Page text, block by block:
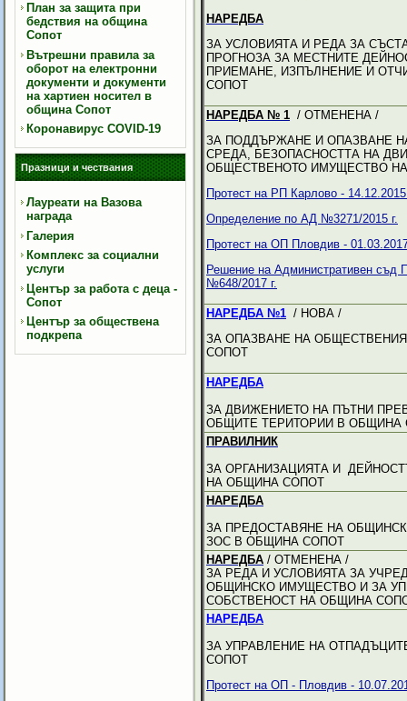
План за защита при
бедствия на община
Сопот
Вътрешни правила за
оборот на електронни
документи и документи
на хартиен носител в
община Сопот
Коронавирус COVID-19
Празници и чествания
Лауреати на Вазова
награда
Галерия
Комплекс за социални
услуги
Център за работа с деца -
Сопот
Център за обществена
подкрепа
НАРЕДБА
ЗА УСЛОВИЯТА И РЕДА ЗА
ПРОГНОЗА ЗА МЕСТНИТЕ
ПРИЕМАНЕ, ИЗПЪЛНЕНИЕ И
СОПОТ
НАРЕДБА № 1 / ОТМЕНЕНА /
ЗА ПОДДЪРЖАНЕ И ОПАЗВАНЕ
СРЕДА, БЕЗОПАСНОСТТА НА
ОБЩЕСТВЕНОТО ИМУЩЕСТВО
Протест на РП Карлово - 14.12.2015
Определение по АД №3271/2015 г.
Протест на ОП Пловдив -
Решение на Административен съд
№648/2017 г.
НАРЕДБА №1 / НОВА /
ЗА ОПАЗВАНЕ НА
СОПОТ
НАРЕДБА
ЗА ДВИЖЕНИЕТО НА ПЪТНИ
ОБЩИТЕ ТЕРИТОРИИ В ОБЩИНА
ПРАВИЛНИК
ЗА ОРГАНИЗАЦИЯТА И
НА ОБЩИНА СОПОТ
НАРЕДБА
ЗА ПРЕДОСТАВЯНЕ НА
ЗОС В ОБЩИНА СОПОТ
НАРЕДБА / ОТМЕНЕНА /
ЗА РЕДА И УСЛОВИЯТА ЗА
ОБЩИНСКО ИМУЩЕСТВО И ЗА
СОБСТВЕНОСТ НА ОБЩИНА
НАРЕДБА
ЗА УПРАВЛЕНИЕ НА
СОПОТ
Протест на ОП - Пловдив -